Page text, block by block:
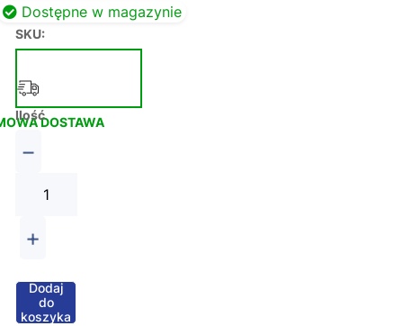
Dostępne w magazynie
SKU:
DOSTAWA
Ilość
−
+
Dodaj
do
koszyka